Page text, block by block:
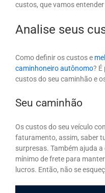
custos, que vamos
Analise seus
Como definir os custos e
caminhoneiro autônomo? É
custos do seu caminhão e
Seu caminhão
Os custos do seu veículo
faturamento, assim, saber
surpresas. Também ajuda
mínimo de frete para
lucros. Então, não se